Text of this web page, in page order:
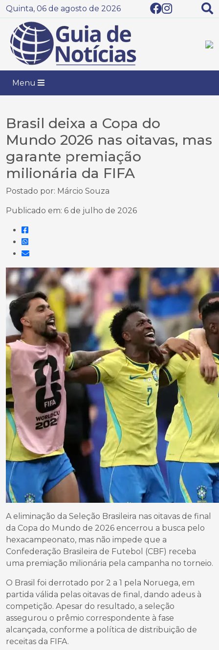
Quinta, 06 de agosto de 2026
Menu
Brasil deixa a Copa do
Mundo 2026 nas oitavas, mas
garante premiação
milionária da FIFA
Postado por: Márcio Souza
Publicado em: 6 de julho de 2026
A eliminação da Seleção Brasileira nas oitavas de final
da Copa do Mundo de 2026 encerrou a busca pelo
hexacampeonato, mas não impede que a
Confederação Brasileira de Futebol (CBF) receba
uma premiação milionária pela campanha no torneio.
O Brasil foi derrotado por 2 a 1 pela Noruega, em
partida válida pelas oitavas de final, dando adeus à
competição. Apesar do resultado, a seleção
assegurou o prêmio correspondente à fase
alcançada, conforme a política de distribuição de
receitas da FIFA.